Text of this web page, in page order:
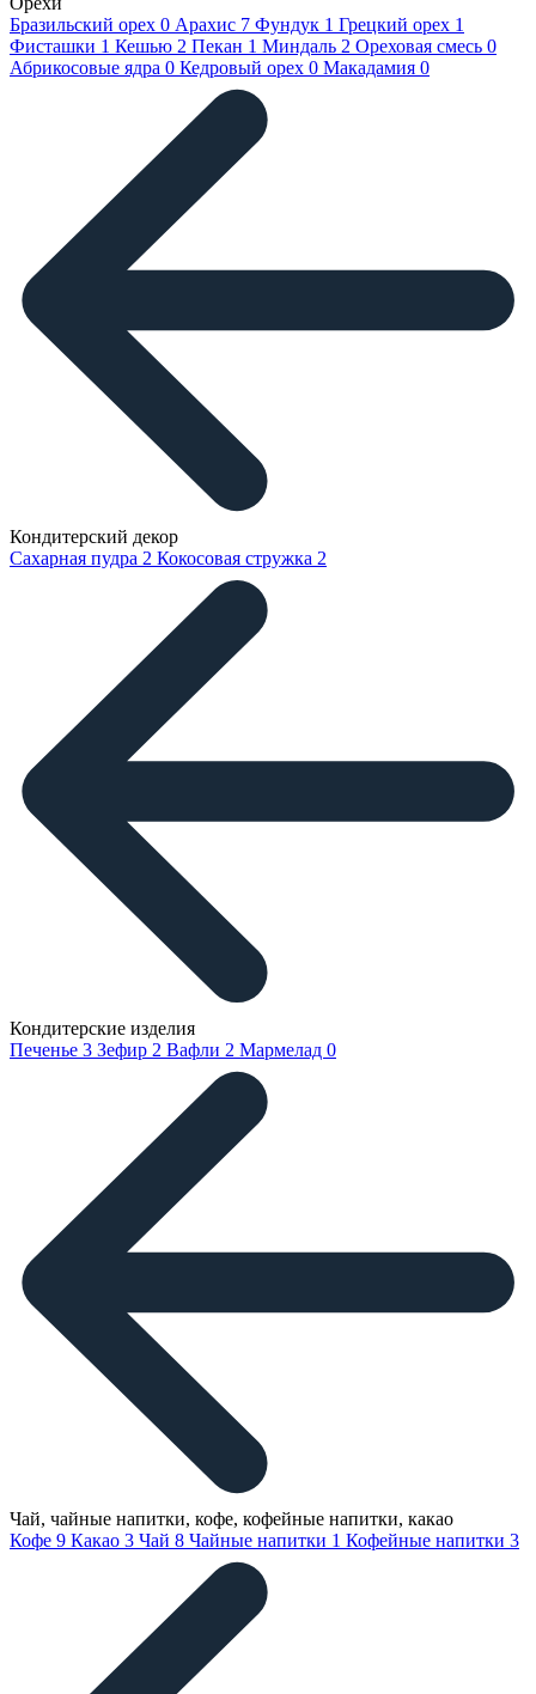
Бразильский орех 0 Арахис 7 Фундук 1 Грецкий орех 1
Фисташки 1 Кешью 2 Пекан 1 Миндаль 2 Ореховая смесь 0
Абрикосовые ядра 0 Кедровый орех 0 Макадамия 0
Кондитерский декор
Сахарная пудра 2 Кокосовая стружка 2
Кондитерские изделия
Печенье 3 Зефир 2 Вафли 2 Мармелад 0
Чай, чайные напитки, кофе, кофейные напитки, какао
Кофе 9 Какао 3 Чай 8 Чайные напитки 1 Кофейные напитки 3